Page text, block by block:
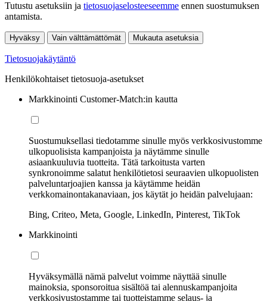
Tutustu asetuksiin ja tietosuojaselosteeseemme ennen suostumuksen
antamista.
Hyväksy Vain välttämättömät Mukauta asetuksia
Tietosuojakäytäntö
Henkilökohtaiset tietosuoja-asetukset
Markkinointi Customer-Match:in kautta
Suostumuksellasi tiedotamme sinulle myös verkkosivustomme
ulkopuolisista kampanjoista ja näytämme sinulle
asiaankuuluvia tuotteita. Tätä tarkoitusta varten
synkronoimme salatut henkilötietosi seuraavien ulkopuolisten
palveluntarjoajien kanssa ja käytämme heidän
verkkomainontakanaviaan, jos käytät jo heidän palvelujaan:
Bing, Criteo, Meta, Google, LinkedIn, Pinterest, TikTok
Markkinointi
Hyväksymällä nämä palvelut voimme näyttää sinulle
mainoksia, sponsoroitua sisältöä tai alennuskampanjoita
verkkosivustostamme tai tuotteistamme selaus- ja